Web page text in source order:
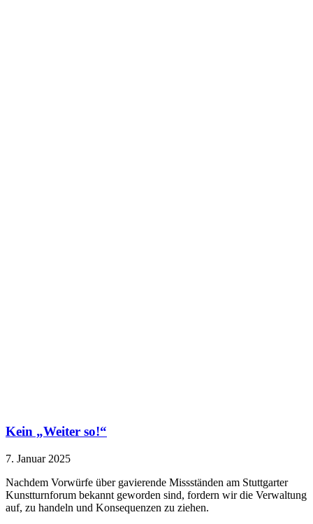
Kein „Weiter so!“
7. Januar 2025
Nachdem Vorwürfe über gavierende Missständen am Stuttgarter
Kunstturnforum bekannt geworden sind, fordern wir die Verwaltung
auf, zu handeln und Konsequenzen zu ziehen.